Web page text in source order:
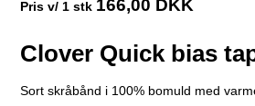
Pris v/ 1 stk 166,00 DKK
Clover Quick bias
Sort skråbånd i 100% bomuld med